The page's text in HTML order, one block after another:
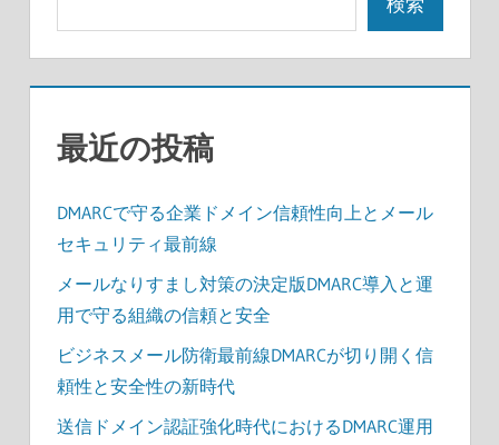
最近の投稿
DMARCで守る企業ドメイン信頼性向上とメール
セキュリティ最前線
メールなりすまし対策の決定版DMARC導入と運
用で守る組織の信頼と安全
ビジネスメール防衛最前線DMARCが切り開く信
頼性と安全性の新時代
送信ドメイン認証強化時代におけるDMARC運用